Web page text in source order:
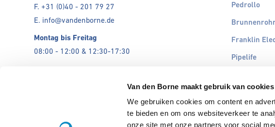
Van den Borne maakt gebruik van cookies
We gebruiken cookies om content en
te bieden en om ons websiteverkeer te
onze site met onze partners voor social
F. +31 (0)40 - 201 79 27
E. info@vandenborne.de
Montag bis Freitag
08:00 - 12:00 & 12:30-17:30
Pedrollo
Franklin
Pipelife
Vyrsa
Wellmate
GrainPlastics